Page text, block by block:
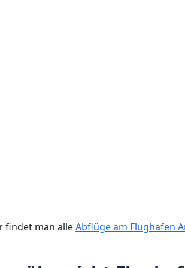
findet man alleAbflüge am Flughafen